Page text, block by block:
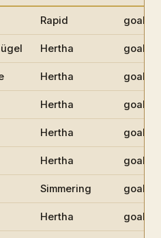
Rapid
Hertha
Hertha
Hertha
Hertha
Hertha
Simmering
Hertha